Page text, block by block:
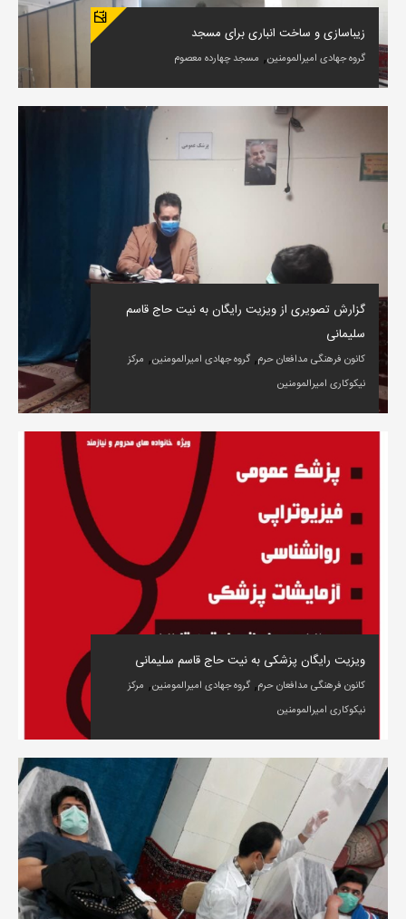
زیباسازی و ساخت انباری برای مسجد
گروه جهادی امیرالمومنین, مسجد چهارده معصوم
گزارش تصویری از ویزیت رایگان به نیت حاج قاسم
سلیمانی
کانون فرهنگی مدافعان حرم, گروه جهادی امیرالمومنین, مرکز
نیکوکاری امیرالمومنین
ویزیت رایگان پزشکی به نیت حاج قاسم سلیمانی
کانون فرهنگی مدافعان حرم, گروه جهادی امیرالمومنین, مرکز
نیکوکاری امیرالمومنین